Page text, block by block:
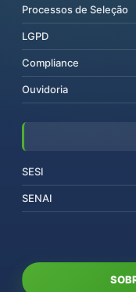
Processos de Seleção
LGPD
Compliance
Ouvidoria
SESI
SENAI